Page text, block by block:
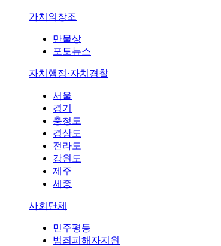
가치의창조
만물상
포토뉴스
자치행정·자치경찰
서울
경기
충청도
경상도
전라도
강원도
제주
세종
사회단체
민주평등
범죄피해자지원